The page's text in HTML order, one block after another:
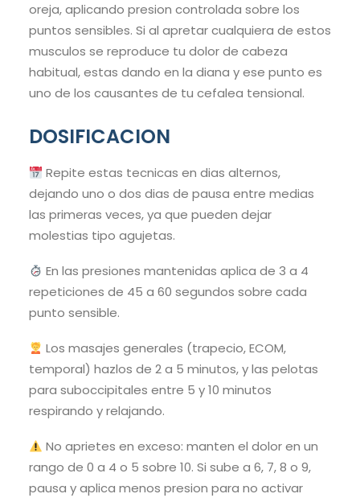
oreja, aplicando presion controlada sobre los
puntos sensibles. Si al apretar cualquiera de estos
musculos se reproduce tu dolor de cabeza
habitual, estas dando en la diana y ese punto es
uno de los causantes de tu cefalea tensional.
DOSIFICACION
Repite estas tecnicas en dias alternos,
dejando uno o dos dias de pausa entre medias
las primeras veces, ya que pueden dejar
molestias tipo agujetas.
En las presiones mantenidas aplica de 3 a 4
repeticiones de 45 a 60 segundos sobre cada
punto sensible.
Los masajes generales (trapecio, ECOM,
temporal) hazlos de 2 a 5 minutos, y las pelotas
para suboccipitales entre 5 y 10 minutos
respirando y relajando.
No aprietes en exceso: manten el dolor en un
rango de 0 a 4 o 5 sobre 10. Si sube a 6, 7, 8 o 9,
pausa y aplica menos presion para no activar